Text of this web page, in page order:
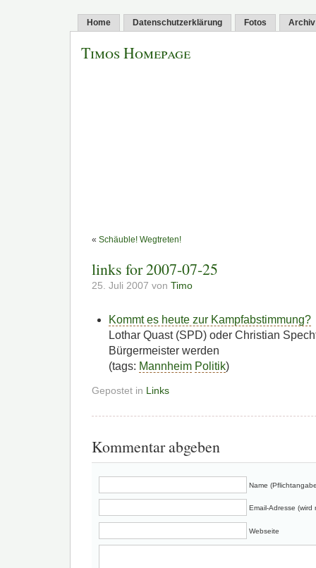
Home Datenschutzerklärung Fotos Archiv
Timos Homepage
« Schäuble! Wegtreten!
links for 2007-07-25
25. Juli 2007 von Timo
Kommt es heute zur Kampfabstimmung?
Lothar Quast (SPD) oder Christian
Bürgermeister werden
(tags: Mannheim Politik)
Gepostet in Links
Kommentar abgeben
Name
Email-Adresse
Webseite